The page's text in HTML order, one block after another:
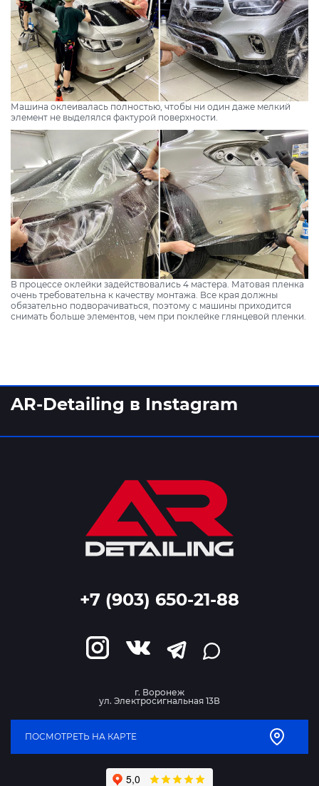
Машина оклеивалась полностью, чтобы ни один даже мелкий
элемент не выделялся фактурой поверхности.
В процессе оклейки задействовались 4 мастера. Матовая пленка
очень требовательна к качеству монтажа. Все края должны
обязательно подворачиваться, поэтому с машины приходится
снимать больше элементов, чем при поклейке глянцевой пленки.
AR-Detailing в Instagram
+7 (903) 650-21-88
г. Воронеж
ул. Электросигнальная 13В
ПОСМОТРЕТЬ НА КАРТЕ